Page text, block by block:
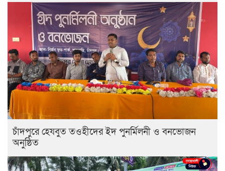
চাঁদপুরে হেযবুত তওহীদের ইদ পুনর্মিলনী ও বনভোজন
অনুষ্ঠিত